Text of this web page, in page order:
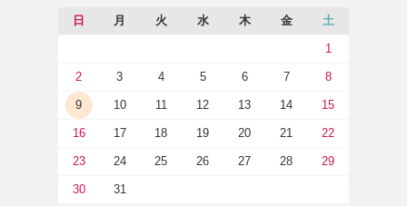
日 月 火 水 木 金 土
1
2 3 4 5 6 7 8
9 10 11 12 13 14 15
16 17 18 19 20 21 22
23 24 25 26 27 28 29
30 31